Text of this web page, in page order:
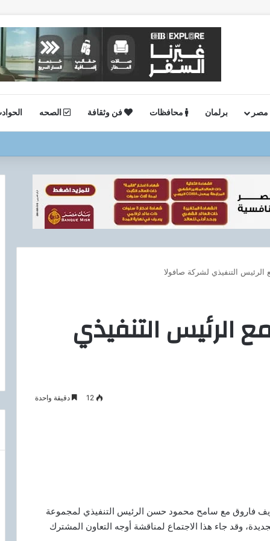
مصر برلمان محافظات فن وثقافة الصحه
الرئيس التنفيذي لشركة صافولا
الرئيس التنفيذي
12 دقيقة واحدة
شريف فاروق مع سامح محمود حسن الرئيس التنفيذي لمجموعة
وقد جاء هذا الاجتماع لمناقشة أوجه التعاون المشترك